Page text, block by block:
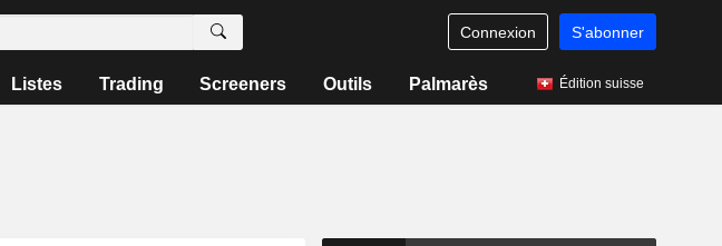
Connexion S'abonner
Listes Trading Screeners Outils Palmarès Édition suisse